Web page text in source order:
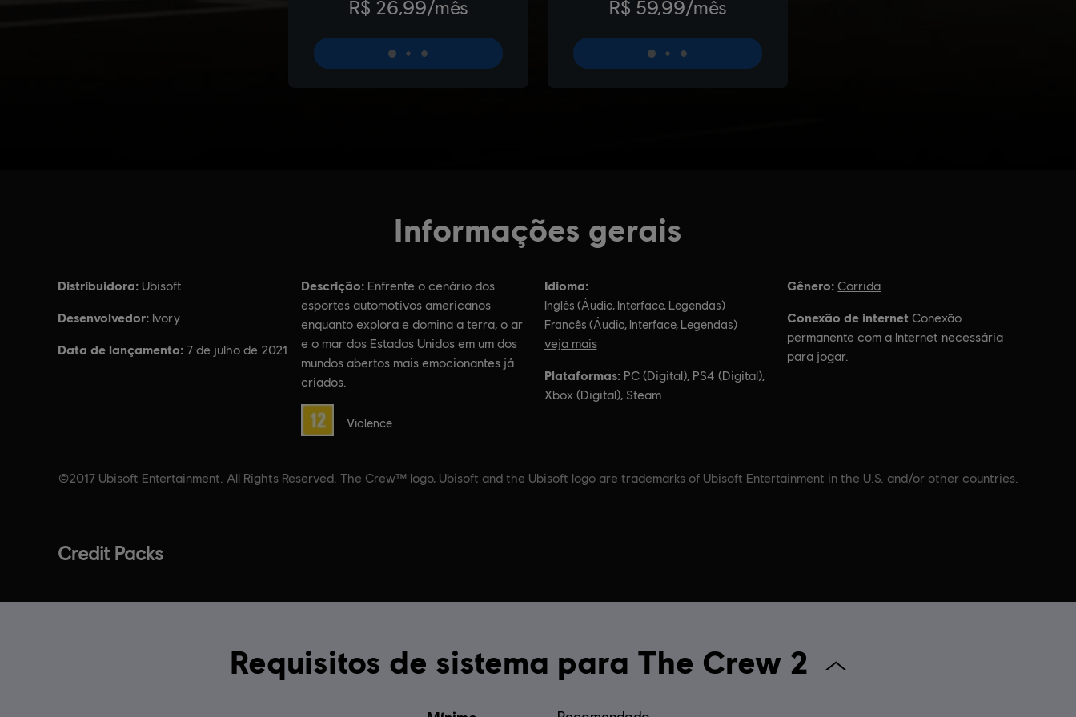
Informações gerais
Distribuidora: Ubisoft
Desenvolvedor: Ivory
Data de lançamento: 7 de julho de 2021
Descrição: Enfrente o cenário dos
esportes automotivos americanos
enquanto explora e domina a terra, o ar
e o mar dos Estados Unidos em um dos
mundos abertos mais emocionantes já
criados.
Classificação
Violence
Idioma:
Inglês (Áudio, Interface, Legendas)
Francês (Áudio, Interface, Legendas)
veja mais
Plataformas: PC (Digital), PS4 (Digital),
Xbox (Digital), Steam
Gênero: Corrida
Conexão de internet Conexão
permanente com a Internet necessária
para jogar.
©2017 Ubisoft Entertainment. All Rights Reserved. The Crew™ logo, Ubisoft and the Ubisoft logo are trademarks of Ubisoft Entertainment in the U.S. and/or other countries.
Requisitos de sistema para The Crew 2